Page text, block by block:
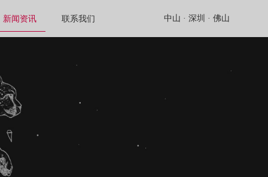
中山 · 深圳 · 佛山
新闻资讯 联系我们